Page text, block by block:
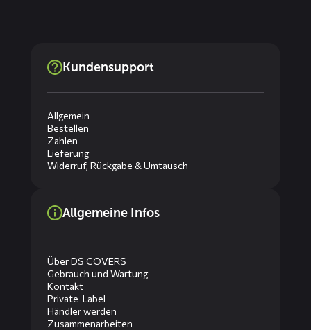
Kundensupport
Allgemein
Bestellen
Zahlen
Lieferung
Widerruf, Rückgabe & Umtausch
Allgemeine Infos
Über DS COVERS
Gebrauch und Wartung
Kontakt
Private-Label
Händler werden
Zusammenarbeiten